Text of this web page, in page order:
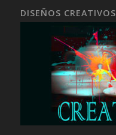
DISEÑOS CREATIVOS